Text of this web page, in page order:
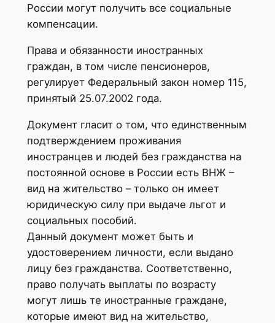
России могут получить все социальные
компенсации.
Права и обязанности иностранных
граждан, в том числе пенсионеров,
регулирует Федеральный закон номер 115,
принятый 25.07.2002 года.
Документ гласит о том, что единственным
подтверждением проживания
иностранцев и людей без гражданства на
постоянной основе в России есть ВНЖ –
вид на жительство – только он имеет
юридическую силу при выдаче льгот и
социальных пособий.
Данный документ может быть и
удостоверением личности, если выдано
лицу без гражданства. Соответственно,
право получать выплаты по возрасту
могут лишь те иностранные граждане,
которые имеют вид на жительство,